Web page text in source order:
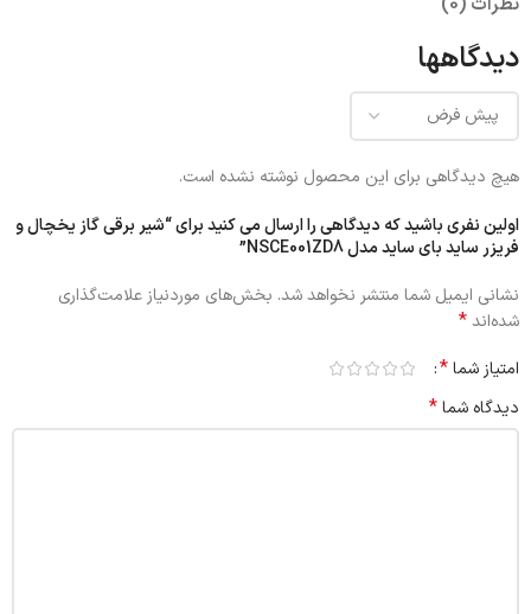
دیدگاهها
هیچ دیدگاهی برای این محصول نوشته نشده است.
اولین نفری باشید که دیدگاهی را ارسال می کنید برای “شیر برقی گاز یخچال و
فریزر ساید بای ساید مدل NSCE001ZD8”
نشانی ایمیل شما منتشر نخواهد شد. بخش‌های موردنیاز علامت‌گذاری
شده‌اند*
امتیاز شما*
دیدگاه شما*